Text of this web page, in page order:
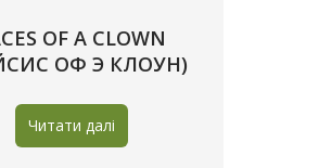
OF A CLOWN
ОФ Э КЛОУН)
Читати далі